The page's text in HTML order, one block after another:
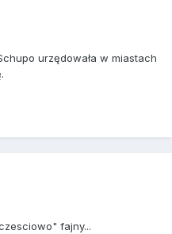
urzędowała w miastach
fajny...